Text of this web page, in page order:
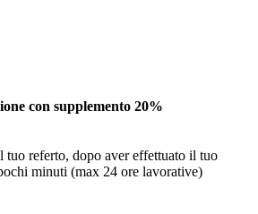
con supplemento 20%
referto, dopo aver effettuato il tuo
minuti (max 24 ore lavorative)